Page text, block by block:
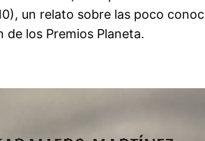
un relato sobre las poco
de los Premios Planeta.